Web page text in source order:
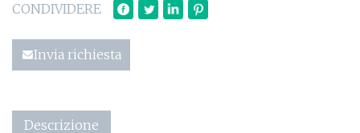
CONDIVIDERE
Invia richiesta
Descrizione